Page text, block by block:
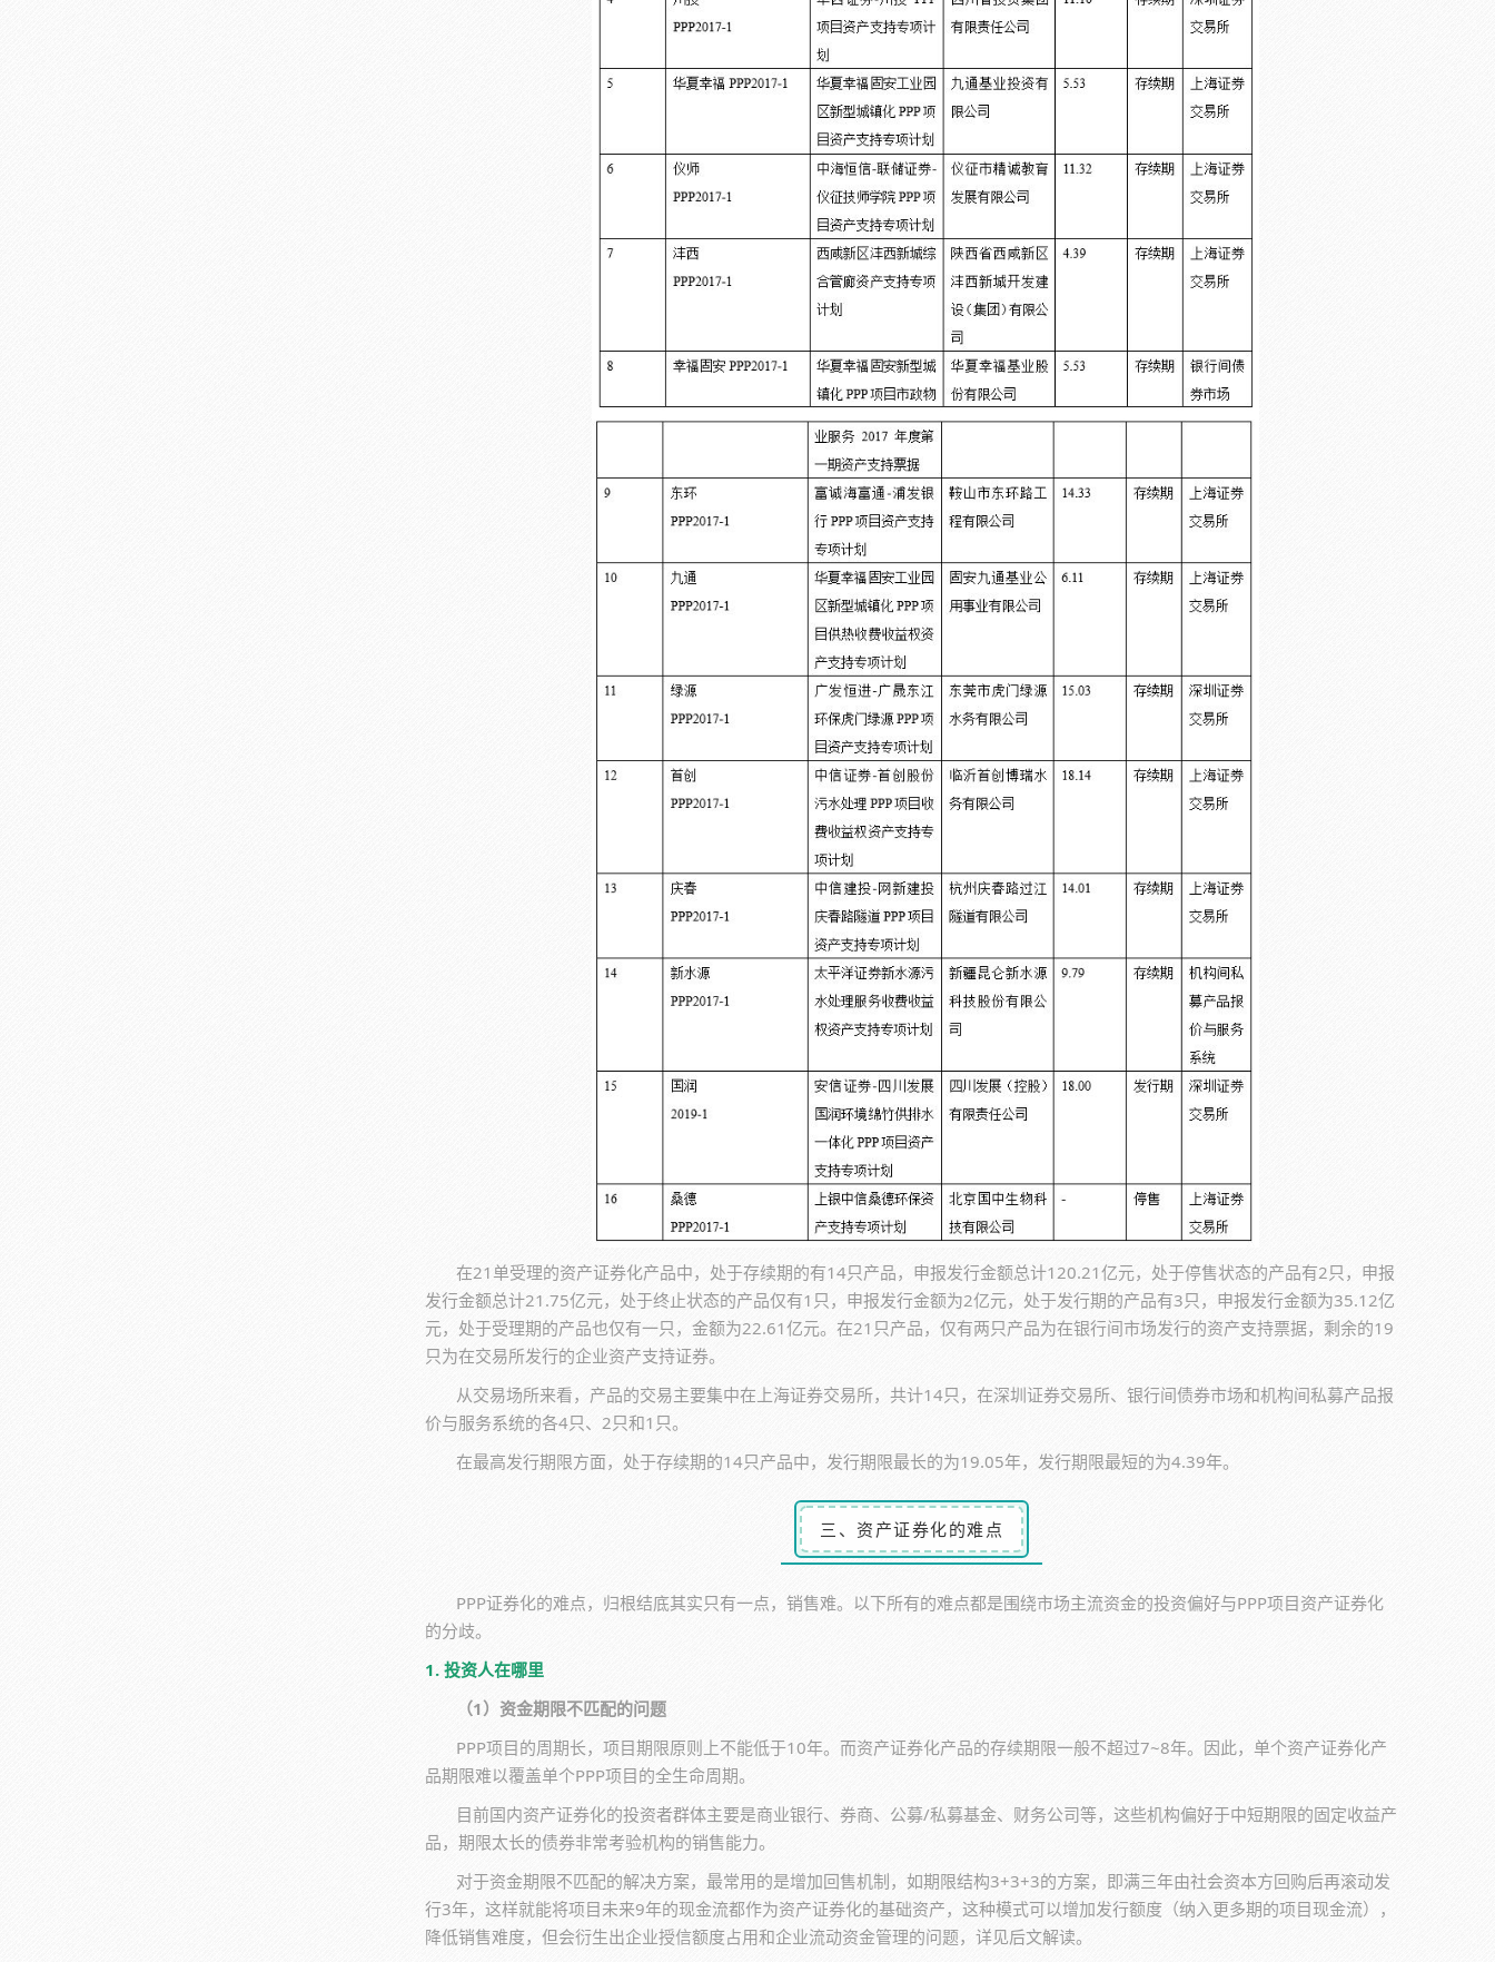
在21单受理的资产证券化产品中，处于存续期的有14只产品，申报发行金额总计120.21亿元，处于停售状态的产品有2只，申报
发行金额总计21.75亿元，处于终止状态的产品仅有1只，申报发行金额为2亿元，处于发行期的产品有3只，申报发行金额为35.12亿
元，处于受理期的产品也仅有一只，金额为22.61亿元。在21只产品，仅有两只产品为在银行间市场发行的资产支持票据，剩余的19
只为在交易所发行的企业资产支持证券。
从交易场所来看，产品的交易主要集中在上海证券交易所，共计14只，在深圳证券交易所、银行间债券市场和机构间私募产品报
价与服务系统的各4只、2只和1只。
在最高发行期限方面，处于存续期的14只产品中，发行期限最长的为19.05年，发行期限最短的为4.39年。
三、资产证券化的难点
PPP证券化的难点，归根结底其实只有一点，销售难。以下所有的难点都是围绕市场主流资金的投资偏好与PPP项目资产证券化
的分歧。
1. 投资人在哪里
（1）资金期限不匹配的问题
PPP项目的周期长，项目期限原则上不能低于10年。而资产证券化产品的存续期限一般不超过7~8年。因此，单个资产证券化产
品期限难以覆盖单个PPP项目的全生命周期。
目前国内资产证券化的投资者群体主要是商业银行、券商、公募/私募基金、财务公司等，这些机构偏好于中短期限的固定收益产
品，期限太长的债券非常考验机构的销售能力。
对于资金期限不匹配的解决方案，最常用的是增加回售机制，如期限结构3+3+3的方案，即满三年由社会资本方回购后再滚动发
行3年，这样就能将项目未来9年的现金流都作为资产证券化的基础资产，这种模式可以增加发行额度（纳入更多期的项目现金流），
降低销售难度，但会衍生出企业授信额度占用和企业流动资金管理的问题，详见后文解读。